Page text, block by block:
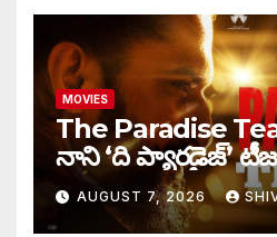
MOVIES
The Paradise
నాని ‘ది ప్యారడైజ్’
AUGUST 7, 2026